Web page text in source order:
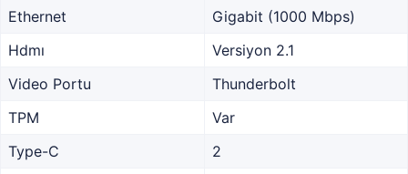
Ethernet
Gigabit (1000 Mbps)
Hdmı
Versiyon 2.1
Video Portu
Thunderbolt
TPM
Var
Type-C
2